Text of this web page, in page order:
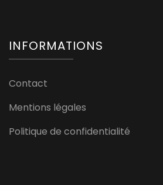
INFORMATIONS
Contact
Mentions légales
Politique de confidentialité